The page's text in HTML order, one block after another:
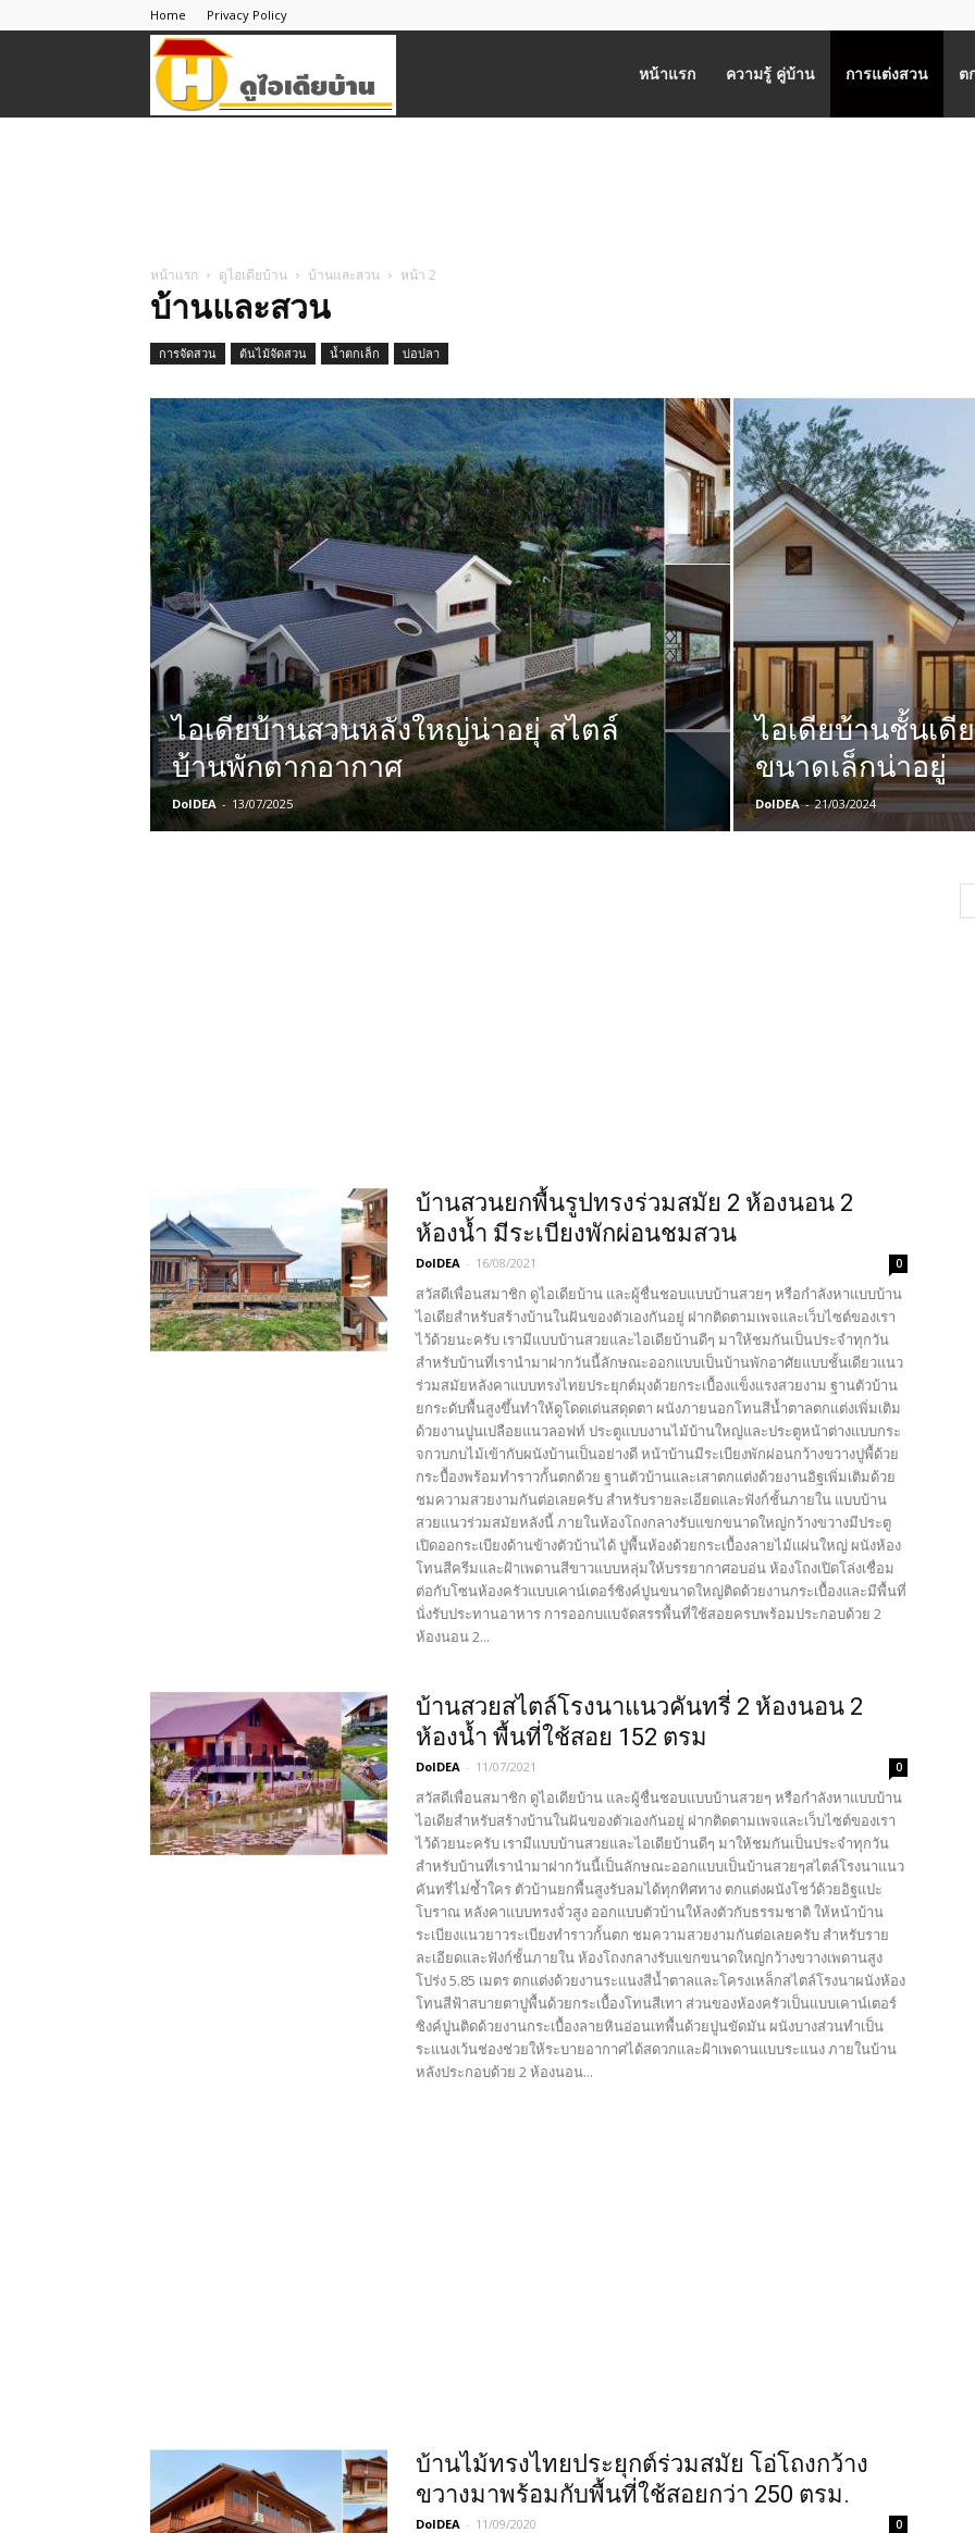
Home Privacy Policy
หน้าแรก ความรู้ คู่บ้าน การแต่งสวน ต
หน้าแรก ดูไอเดียบ้าน บ้านและสวน หน้า 2
บ้านและสวน
การจัดสวน ต้นไม้จัดสวน น้ำตกเล็ก บ่อปลา
ไอเดียบ้านสวนหลังใหญ่น่าอยุ่ สไตล์
บ้านพักตากอากาศ
DoIDEA - 13/07/2025
ไอเดียบ้านชั้นเดี
ขนาดเล็กน่าอยู่
DoIDEA - 21/03/2024
บ้านสวนยกพื้นรูปทรงร่วมสมัย 2 ห้องนอน 2
ห้องน้ำ มีระเบียงพักผ่อนชมสวน
DoIDEA - 16/08/2021 0
สวัสดีเพื่อนสมาชิก ดูไอเดียบ้าน และผู้ชื่นชอบแบบบ้านสวยๆ หรือกำลังหาแบบบ้าน
ไอเดียสำหรับสร้างบ้านในฝันของตัวเองกันอยู่ ฝากติดตามเพจและเว็บไซต์ของเรา
ไว้ด้วยนะครับ เรามีแบบบ้านสวยและไอเดียบ้านดีๆ มาให้ชมกันเป็นประจำทุกวัน
สำหรับบ้านที่เรานำมาฝากวันนี้ลักษณะออกแบบเป็นบ้านพักอาศัยแบบชั้นเดียวแนว
ร่วมสมัยหลังคาแบบทรงไทยประยุกต์มุงด้วยกระเบื้องแข็งแรงสวยงาม ฐานตัวบ้าน
ยกระดับพื้นสูงขึ้นทำให้ดูโดดเด่นสดุดตา ผนังภายนอกโทนสีน้ำตาลตกแต่งเพิ่มเติม
ด้วยงานปูนเปลือยแนวลอฟท์ ประตูแบบงานไม้บ้านใหญ่และประตูหน้าต่างแบบกระ
จกวบกบไม้เข้ากับผนังบ้านเป็นอย่างดี หน้าบ้านมีระเบียงพักผ่อนกว้างขวางปูพื้ด้วย
กระบื้องพร้อมทำราวกั้นตกด้วย ฐานตัวบ้านและเสาตกแต่งด้วยงานอิฐเพิ่มเติมด้วย
ชมความสวยงามกันต่อเลยครับ สำหรับรายละเอียดและฟังก์ชั้นภายใน แบบบ้าน
สวยแนวร่วมสมัยหลังนี้ ภายในห้องโถงกลางรับแขกขนาดใหญ่กว้างขวางมีประตู
เปิดออกระเบียงด้านข้างตัวบ้านได้ ปูพื้นห้องด้วยกระเบื้องลายไม้แผ่นใหญ่ ผนังห้อง
โทนสีครีมและฝ้าเพดานสีขาวแบบหลุ่มให้บรรยากาศอบอ่น ห้องโถงเปิดโล่งเชื่อม
ต่อกับโซนห้องครัวแบบเคาน์เตอร์ซิงค์ปูนขนาดใหญ่ติดด้วยงานกระเบื้องและมีพื้นที่
นั่งรับประทานอาหาร การออกบแบจัดสรรพื้นที่ใช้สอยครบพร้อมประกอบด้วย 2
ห้องนอน 2...
บ้านสวยสไตล์โรงนาแนวคันทรี่ 2 ห้องนอน 2
ห้องน้ำ พื้นที่ใช้สอย 152 ตรม
DoIDEA - 11/07/2021 0
สวัสดีเพื่อนสมาชิก ดูไอเดียบ้าน และผู้ชื่นชอบแบบบ้านสวยๆ หรือกำลังหาแบบบ้าน
ไอเดียสำหรับสร้างบ้านในฝันของตัวเองกันอยู่ ฝากติดตามเพจและเว็บไซต์ของเรา
ไว้ด้วยนะครับ เรามีแบบบ้านสวยและไอเดียบ้านดีๆ มาให้ชมกันเป็นประจำทุกวัน
สำหรับบ้านที่เรานำมาฝากวันนี้เป็นลักษณะออกแบบเป็นบ้านสวยๆสไตล์โรงนาแนว
คันทรี่ไม่ซ้ำใคร ตัวบ้านยกพื้นสูงรับลมได้ทุกทิศทาง ตกแต่งผนังโชว์ด้วยอิฐแปะ
โบราณ หลังคาแบบทรงจั่วสูง ออกแบบตัวบ้านให้ลงตัวกับธรรมชาติ ให้หน้าบ้าน
ระเบียงแนวยาวระเบียงทำราวกั้นตก ชมความสวยงามกันต่อเลยครับ สำหรับราย
ละเอียดและฟังก์ชั้นภายใน ห้องโถงกลางรับแขกขนาดใหญ่กว้างขวางเพดานสูง
โปร่ง 5.85 เมตร ตกแต่งด้วยงานระแนงสีน้ำตาลและโครงเหล็กสไตล์โรงนาผนังห้อง
โทนสีฟ้าสบายตาปูพื้นด้วยกระเบื้องโทนสีเทา ส่วนของห้องครัวเป็นแบบเคาน์เตอร์
ซิงค์ปูนติดด้วยงานกระเบื้องลายหินอ่อนเทพื้นด้วยปูนขัดมัน ผนังบางส่วนทำเป็น
ระแนงเว้นช่องช่วยให้ระบายอากาศได้สดวกและฝ้าเพดานแบบระแนง ภายในบ้าน
หลังประกอบด้วย 2 ห้องนอน...
บ้านไม้ทรงไทยประยุกต์ร่วมสมัย โอ่โถงกว้าง
ขวางมาพร้อมกับพื้นที่ใช้สอยกว่า 250 ตรม.
DoIDEA - 11/09/2020 0